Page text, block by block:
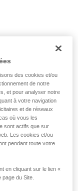
des cookies et/ou
de notre
et pour analyser notre
à votre navigation
et de réseaux
où vous les
sont actifs que sur
Les cookies et/ou
pendant toute votre
en cliquant sur le lien «
du Site.